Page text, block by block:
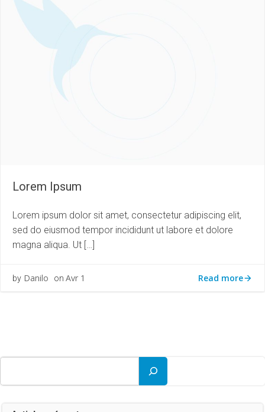
Lorem Ipsum
Lorem ipsum dolor sit amet, consectetur adipiscing elit,
sed do eiusmod tempor incididunt ut labore et dolore
magna aliqua. Ut […]
by Danilo on Avr 1 Read more